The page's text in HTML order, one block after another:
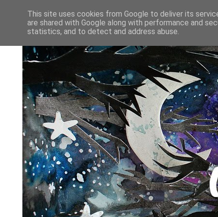
This site uses cookies from Google to deliver its
are shared with Google along with performance and
statistics, and to detect and address abuse.